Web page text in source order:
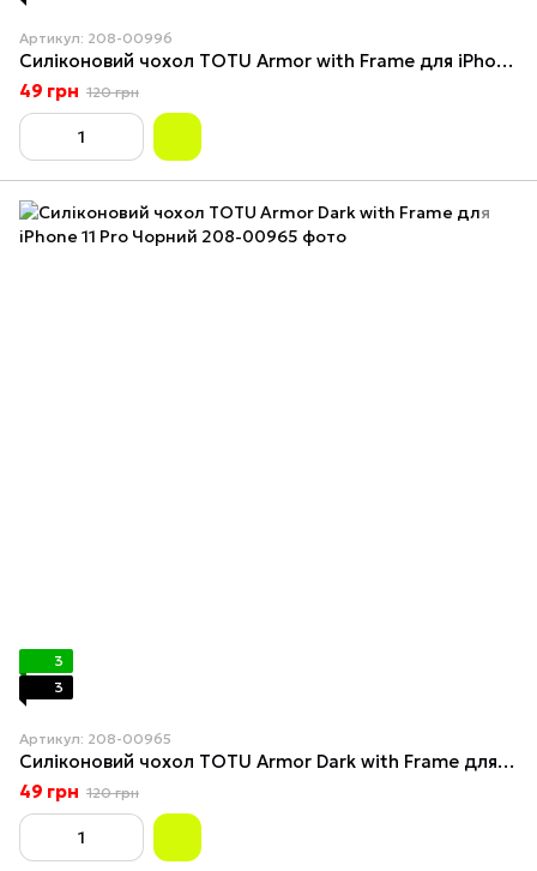
Артикул: 208-00996
Силіконовий чохол TOTU Armor with Frame для iPhone 11 Pro Сірий
49 грн 120 грн
3
3
Артикул: 208-00965
Силіконовий чохол TOTU Armor Dark with Frame для iPhone 11 Pro Чорний
49 грн 120 грн